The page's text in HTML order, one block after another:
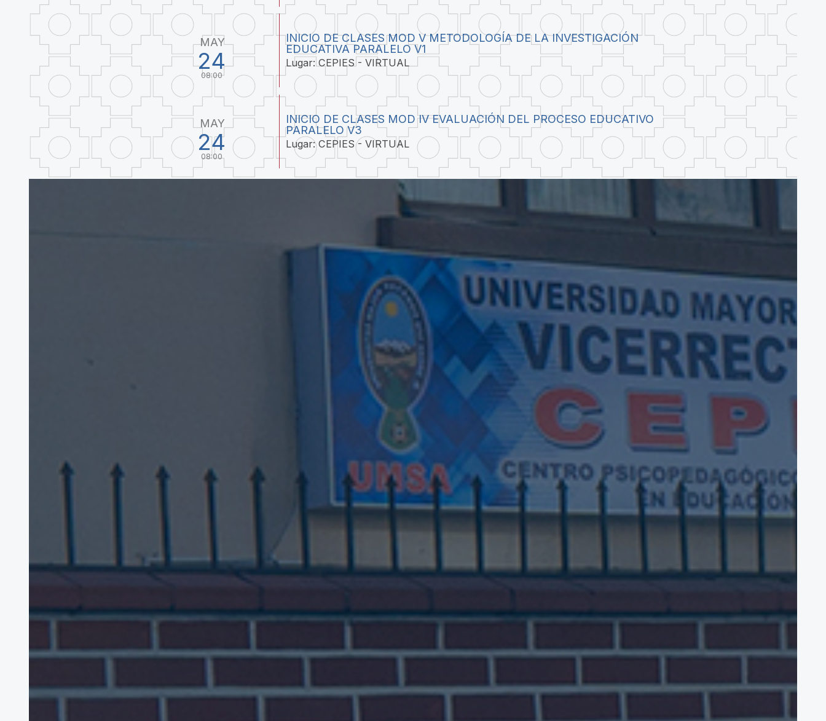
MAY
24
08:00
INICIO DE CLASES MOD V METODOLOGÍA DE LA INVESTIGACIÓN
EDUCATIVA PARALELO V1
Lugar: CEPIES - VIRTUAL
MAY
24
08:00
INICIO DE CLASES MOD IV EVALUACIÓN DEL PROCESO EDUCATIVO
PARALELO V3
Lugar: CEPIES - VIRTUAL